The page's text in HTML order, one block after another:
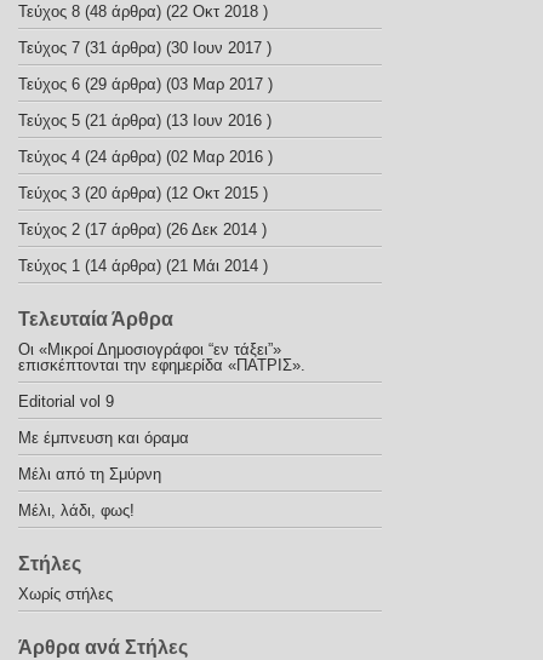
Τεύχος 8 (48 άρθρα) (22 Οκτ 2018 )
Τεύχος 7 (31 άρθρα) (30 Ιουν 2017 )
Τεύχος 6 (29 άρθρα) (03 Μαρ 2017 )
Τεύχος 5 (21 άρθρα) (13 Ιουν 2016 )
Τεύχος 4 (24 άρθρα) (02 Μαρ 2016 )
Τεύχος 3 (20 άρθρα) (12 Οκτ 2015 )
Τεύχος 2 (17 άρθρα) (26 Δεκ 2014 )
Τεύχος 1 (14 άρθρα) (21 Μάι 2014 )
Τελευταία Άρθρα
Οι «Μικροί Δημοσιογράφοι “εν τάξει”»
επισκέπτονται την εφημερίδα «ΠΑΤΡΙΣ».
Editorial vol 9
Με έμπνευση και όραμα
Μέλι από τη Σμύρνη
Μέλι, λάδι, φως!
Στήλες
Χωρίς στήλες
Άρθρα ανά Στήλες